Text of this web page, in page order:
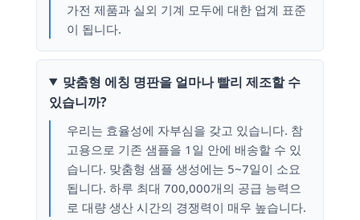
가전 제품과 실외 기계 모두에 대한 업계 표준
이 됩니다.
맞춤형 에칭 명판을 얼마나 빨리 제조할 수
있습니까?
우리는 효율성에 자부심을 갖고 있습니다. 참
고용으로 기존 샘플을 1일 안에 배송할 수 있
습니다. 맞춤형 샘플 생성에는 5~7일이 소요
됩니다. 하루 최대 700,000개의 공급 능력으
로 대량 생산 시간의 경쟁력이 매우 높습니다.